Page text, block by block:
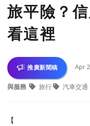
旅平險？
看這裡
推廣新聞稿 Apr
與服務 旅行 汽車交通
【